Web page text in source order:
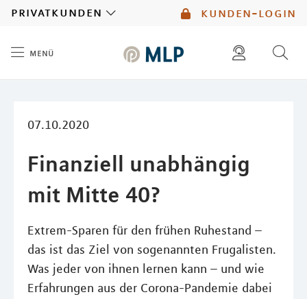
kunden-login
privatkunden
menü
07.10.2020
Finanziell unabhängig
mit Mitte 40?
Extrem-Sparen für den frühen Ruhestand –
das ist das Ziel von sogenannten Frugalisten.
Was jeder von ihnen lernen kann – und wie
Erfahrungen aus der Corona-Pandemie dabei